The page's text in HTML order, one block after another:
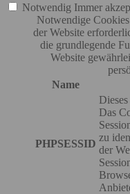
Notwendig Immer
Notwendige
der Website
die grundlegende
Website
Name
PHPSESSID
Das
zu
der